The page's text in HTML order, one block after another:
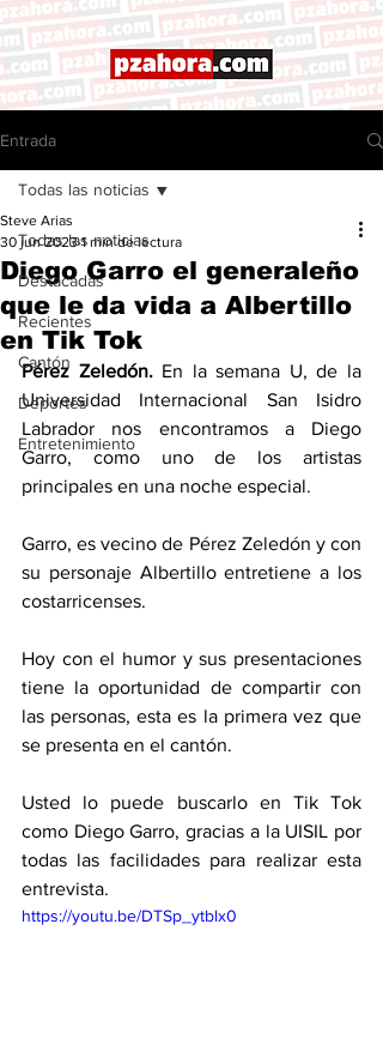
Entrada
Todas las noticias
Destacadas
Recientes
Cantón
Deportes
Entretenimiento
Todas las noticias
Diego Garro el generaleño
que le da vida a Albertillo
en Tik Tok
Steve Arias
30 jun 2023 1 min de lectura
Pérez Zeledón. En la semana U, de la
Universidad Internacional San Isidro
Labrador nos encontramos a Diego
Garro, como uno de los artistas
principales en una noche especial.
Garro, es vecino de Pérez Zeledón y con
su personaje Albertillo entretiene a los
costarricenses.
Hoy con el humor y sus presentaciones
tiene la oportunidad de compartir con
las personas, esta es la primera vez que
se presenta en el cantón.
Usted lo puede buscarlo en Tik Tok
como Diego Garro, gracias a la UISIL por
todas las facilidades para realizar esta
entrevista.
https://youtu.be/DTSp_ytblx0